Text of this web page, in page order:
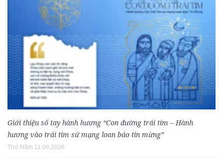
Giới thiệu sổ tay hành hương “Con đường trái tim – Hành
hương vào trái tim sứ mạng loan báo tin mừng”
Thứ Năm 11.06.2026